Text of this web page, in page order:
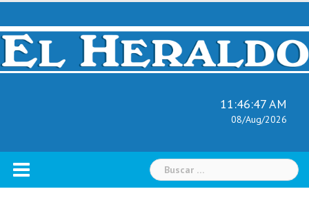
Skip
content
11:46:48 AM
08/Aug/2026
Buscar: